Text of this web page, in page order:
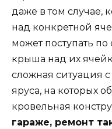
даже в том случае,
над конкретной
может поступать
крыша над их
сложная ситуация
яруса, на которых
кровельная
гараже, ремонт